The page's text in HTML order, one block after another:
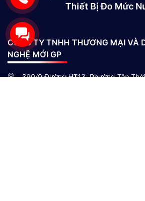
Thiết Bị Đo Mức
CÔNG TY TNHH THƯƠNG MẠI VÀ
NGHỆ MỚI GP
390/9 Đường HT13, Phường Tân